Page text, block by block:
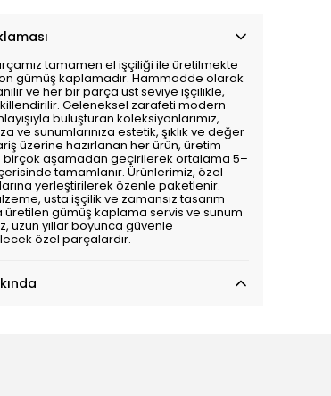
tamamen el işçiliği ile üretilmekte
gümüş kaplamadır. Hammadde olarak
ve her bir parça üst seviye işçilikle,
Geleneksel zarafeti modern
buluşturan koleksiyonlarımız,
ve sunumlarınıza estetik, şıklık ve değer
üzerine hazırlanan her ürün, üretim
birçok aşamadan geçirilerek ortalama 5–
tamamlanır. Ürünlerimiz, özel
yerleştirilerek özenle paketlenir.
usta işçilik ve zamansız tasarım
üretilen gümüş kaplama servis ve sunum
uzun yıllar boyunca güvenle
özel parçalardır.